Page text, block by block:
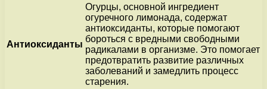
Антиоксиданты
Огурцы, основной ингредиент
огуречного лимонада, содержат
антиоксиданты, которые помогают
бороться с вредными свободными
радикалами в организме. Это помогает
предотвратить развитие различных
заболеваний и замедлить процесс
старения.